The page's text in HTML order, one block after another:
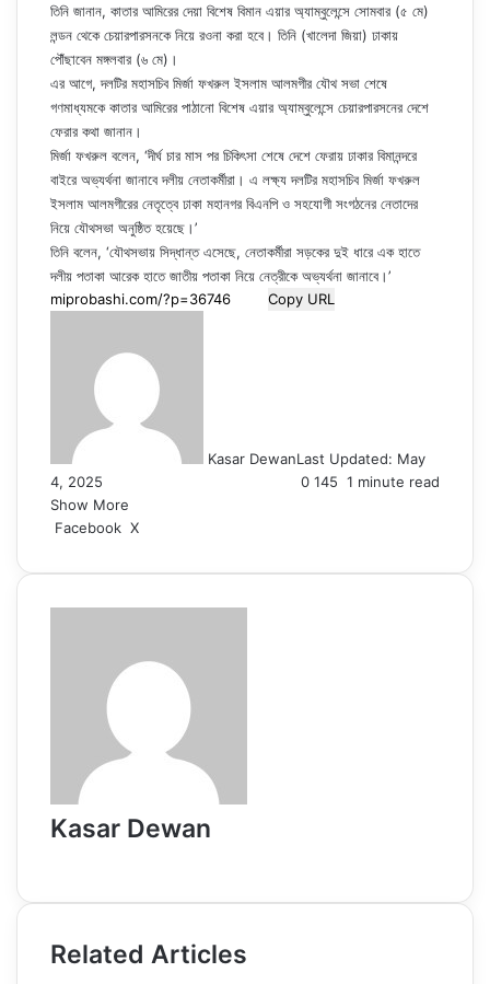
তিনি জানান, কাতার আমিরের দেয়া বিশেষ বিমান এয়ার অ্যাম্বুলেন্সে সোমবার (৫ মে)
লন্ডন থেকে চেয়ারপারসনকে নিয়ে রওনা করা হবে। তিনি (খালেদা জিয়া) ঢাকায়
পৌঁছাবেন মঙ্গলবার (৬ মে)।
এর আগে, দলটির মহাসচিব মির্জা ফখরুল ইসলাম আলমগীর যৌথ সভা শেষে
গণমাধ্যমকে কাতার আমিরের পাঠানো বিশেষ এয়ার অ্যাম্বুলেন্সে চেয়ারপারসনের দেশে
ফেরার কথা জানান।
মির্জা ফখরুল বলেন, ‘দীর্ঘ চার মাস পর চিকিৎসা শেষে দেশে ফেরায় ঢাকার বিমানন্দরে
বাইরে অভ্যর্থনা জানাবে দলীয় নেতাকর্মীরা। এ লক্ষ্য দলটির মহাসচিব মির্জা ফখরুল
ইসলাম আলমগীরের নেতৃত্বে ঢাকা মহানগর বিএনপি ও সহযোগী সংগঠনের নেতাদের
নিয়ে যৌথসভা অনুষ্ঠিত হয়েছে।’
তিনি বলেন, ‘যৌথসভায় সিদ্ধান্ত এসেছে, নেতাকর্মীরা সড়কের দুই ধারে এক হাতে
দলীয় পতাকা আরেক হাতে জাতীয় পতাকা নিয়ে নেত্রীকে অভ্যর্থনা জানাবে।’
Copy URL
Kasar DewanLast Updated: May
4, 2025
0 145 1 minute read
Show More
Facebook X
Email
Kasar Dewan
Related Articles